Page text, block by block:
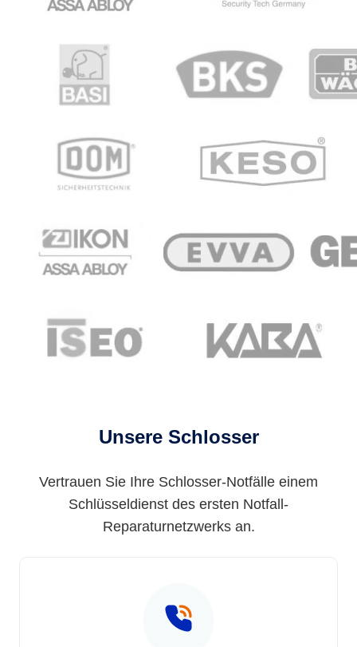
Unsere Schlosser
Vertrauen Sie Ihre Schlosser-Notfälle einem
Schlüsseldienst des ersten Notfall-
Reparaturnetzwerks an.